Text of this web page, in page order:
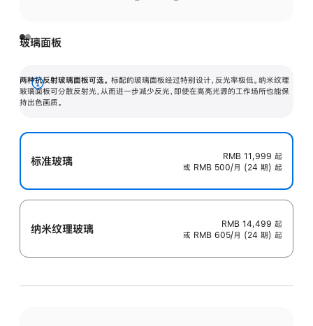
玻璃面板
两种抗反射玻璃面板可选。 标配的玻璃面板经过特别设计，反光率极低。纳米纹理
玻璃面板可分散反射光，从而进一步减少反光，即使在高亮光源的工作场所也能保
持出色画质。
展
开
标准玻璃 RMB 11,999 起
或 RMB 500/月 (24 期) 起
纳米纹理玻璃 RMB 14,499 起
或 RMB 605/月 (24 期) 起